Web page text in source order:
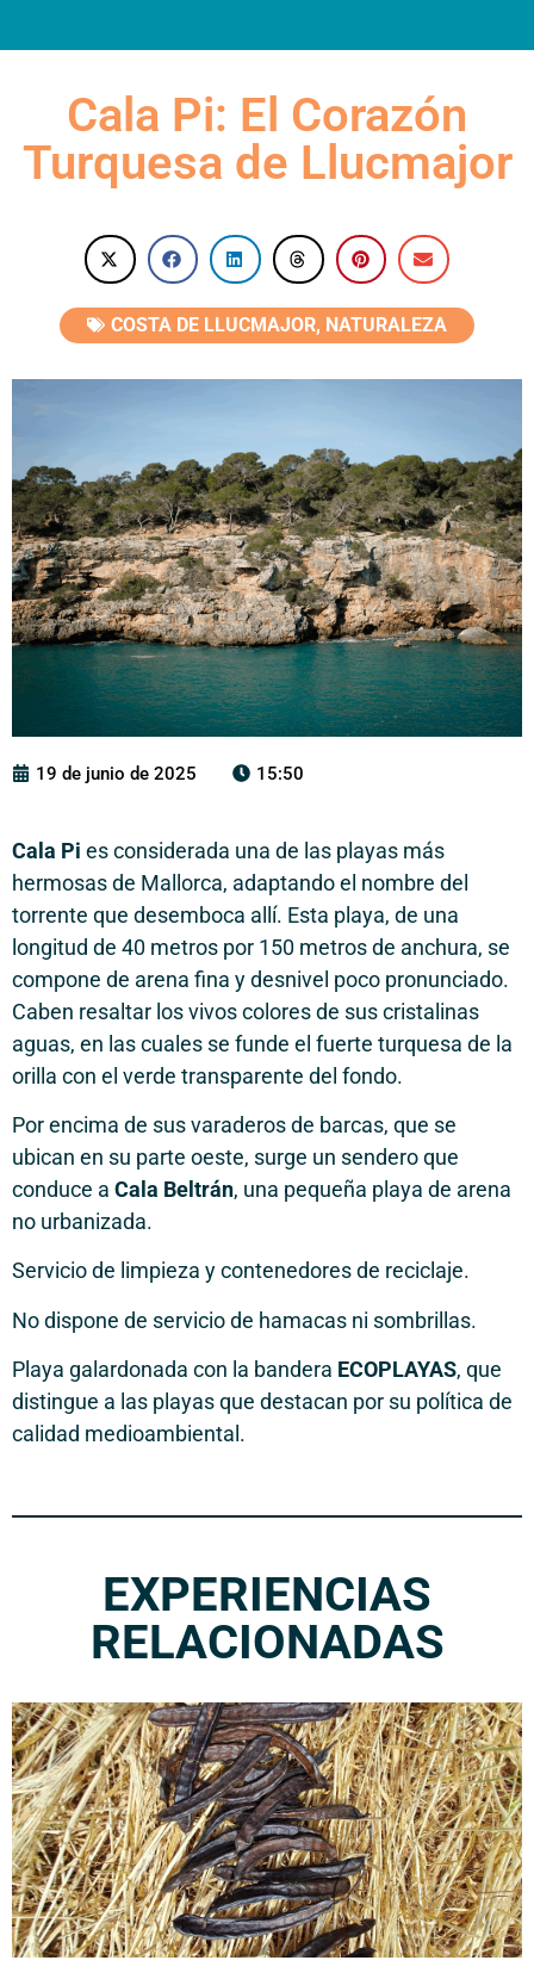
Cala Pi: El Corazón
Turquesa de Llucmajor
COSTA DE LLUCMAJOR, NATURALEZA
19 de junio de 2025 15:50
Cala Pi es considerada una de las playas más
hermosas de Mallorca, adaptando el nombre del
torrente que desemboca allí. Esta playa, de una
longitud de 40 metros por 150 metros de anchura, se
compone de arena fina y desnivel poco pronunciado.
Caben resaltar los vivos colores de sus cristalinas
aguas, en las cuales se funde el fuerte turquesa de la
orilla con el verde transparente del fondo.
Por encima de sus varaderos de barcas, que se
ubican en su parte oeste, surge un sendero que
conduce a Cala Beltrán, una pequeña playa de arena
no urbanizada.
Servicio de limpieza y contenedores de reciclaje.
No dispone de servicio de hamacas ni sombrillas.
Playa galardonada con la bandera ECOPLAYAS, que
distingue a las playas que destacan por su política de
calidad medioambiental.
EXPERIENCIAS
RELACIONADAS